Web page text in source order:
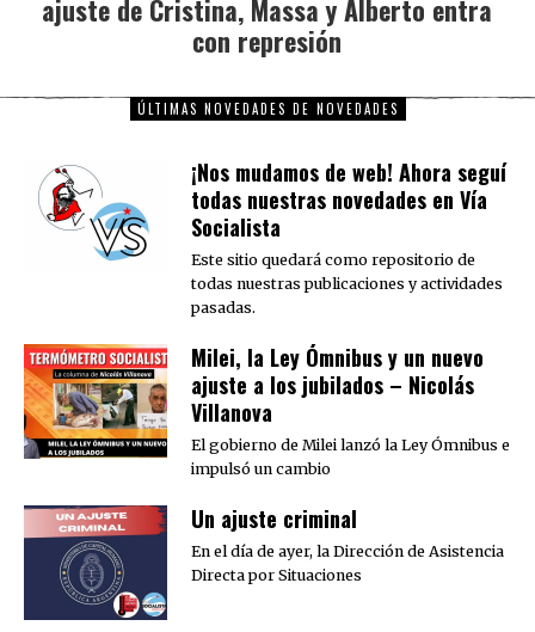
ajuste de Cristina, Massa y Alberto entra
con represión
ÚLTIMAS NOVEDADES DE NOVEDADES
¡Nos mudamos de web! Ahora seguí
todas nuestras novedades en Vía
Socialista
Este sitio quedará como repositorio de
todas nuestras publicaciones y actividades
pasadas.
Milei, la Ley Ómnibus y un nuevo
ajuste a los jubilados – Nicolás
Villanova
El gobierno de Milei lanzó la Ley Ómnibus e
impulsó un cambio
Un ajuste criminal
En el día de ayer, la Dirección de Asistencia
Directa por Situaciones